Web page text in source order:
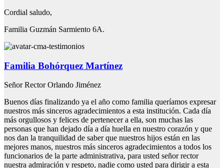
Cordial saludo,
Familia Guzmán Sarmiento 6A.
Familia Bohórquez Martínez
Señor Rector Orlando Jiménez
Buenos días finalizando ya el año como familia queríamos expresar
nuestros más sinceros agradecimientos a esta institución. Cada día
más orgullosos y felices de pertenecer a ella, son muchas las
personas que han dejado día a día huella en nuestro corazón y que
nos dan la tranquilidad de saber que nuestros hijos están en las
mejores manos, nuestros más sinceros agradecimientos a todos los
funcionarios de la parte administrativa, para usted señor rector
nuestra admiración y respeto, nadie como usted para dirigir a esta